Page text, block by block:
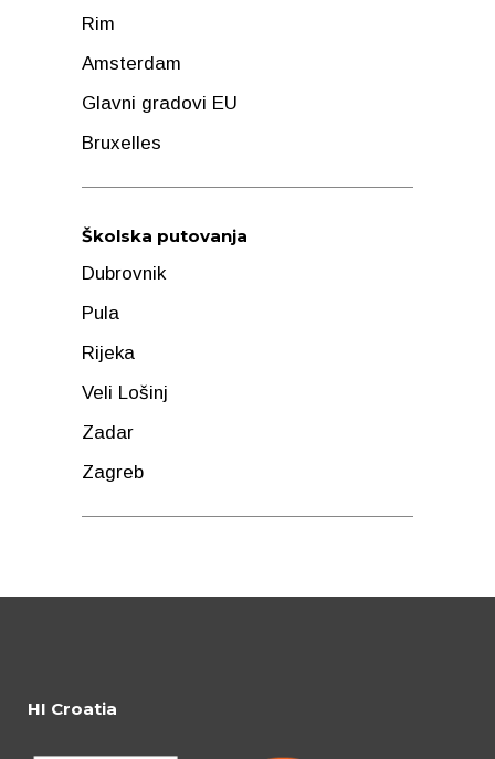
Rim
Amsterdam
Glavni gradovi EU
Bruxelles
Školska putovanja
Dubrovnik
Pula
Rijeka
Veli Lošinj
Zadar
Zagreb
HI Croatia